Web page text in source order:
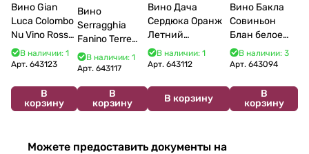
Вино Gian
Luca Colombo
Nu Vino Rosso
2025 750 мл
В наличии: 1
Арт. 643123
В
корзину
Вино
Serragghia
Fanino Terre
Siciliane IGP
2022 750 мл
В наличии: 1
Арт.643117
В
корзину
Вино Дача
Сердюка Оранж
Летний
Сибирьковый
2024 750 мл
В наличии: 1
Арт. 643112
В корзину
Вино Бакла
Совиньон
Блан белое
сухое 750 мл
12%
В наличии: 3
Арт.643094
В
корзину
Можете предоставить документы на